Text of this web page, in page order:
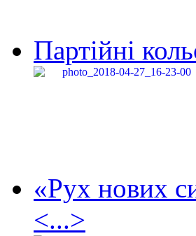
Партійні
«Рух нових
<...>